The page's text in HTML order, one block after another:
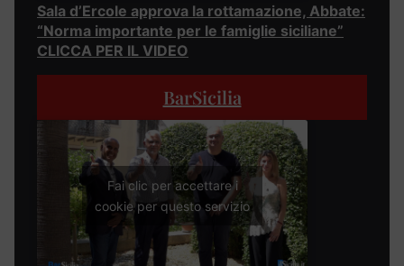
Sala d’Ercole approva la rottamazione, Abbate:
“Norma importante per le famiglie siciliane”
CLICCA PER IL VIDEO
BarSicilia
Fai clic per accettare i
cookie per questo servizio